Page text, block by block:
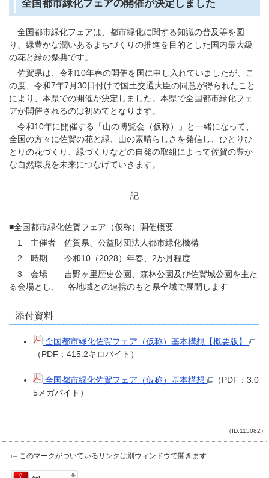
全国都市緑化フェアの開催が決定しました
全国都市緑化フェアは、都市緑化に関する知識の普及等を図
り、緑豊かな潤いあるまちづくりの推進を目的とした国内最大級
の花と緑の祭典です。
佐賀県は、令和10年春の開催を国に申し入れていましたが、こ
の度、令和7年7月30日付けで国土交通大臣の同意が得られたこと
により、本県での開催が決定しました。本県で全国都市緑化フェ
アが開催されるのは初めてとなります。
令和10年に開催する「山の博覧会（仮称）」と一緒になって、
全国の方々に佐賀の花と緑、山の素晴らしさを発信し、ひとりひ
とりの花づくり、緑づくりなどの自発の取組によって佐賀の豊か
な自然環境を未来につなげていきます。
記
■全国都市緑化佐賀フェア（仮称）開催概要
1 主催者 佐賀県、公益財団法人都市緑化機構
2 時期 令和10（2028）年春、2か月程度
3 会場 吉野ヶ里歴史公園、森林公園及び佐賀城公園を主た
る会場とし、 各地域との連携のもと県全域で展開します
添付資料
全国都市緑化佐賀フェア（仮称）基本構想【概要版】
（PDF：415.2キロバイト）
全国都市緑化佐賀フェア（仮称）基本構想
（PDF：3.0
5メガバイト）
（ID:115082）
このマークがついているリンクは別ウィンドウで開きます